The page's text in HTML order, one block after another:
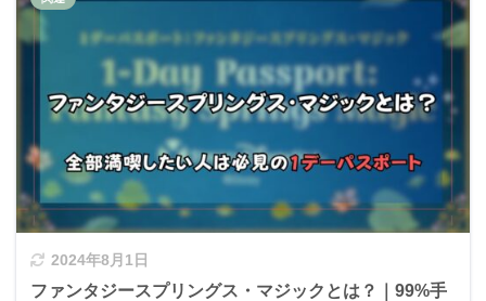
2024年8月1日
ファンタジースプリングス・マジックとは？｜99%手